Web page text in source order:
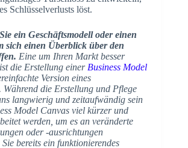
Schlüsselverlusts löst.
ein Geschäftsmodell oder einen
sich einen Überblick über den
Eine um Ihren Markt besser
die Erstellung einer Business Model
Version eines
Während die Erstellung und Pflege
langwierig und zeitaufwändig sein
Model Canvas viel kürzer und
werden, um es an veränderte
oder -ausrichtungen
Sie bereits ein funktionierendes